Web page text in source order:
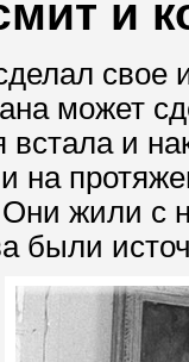
и
свое
может
встала и
на
жили с
были